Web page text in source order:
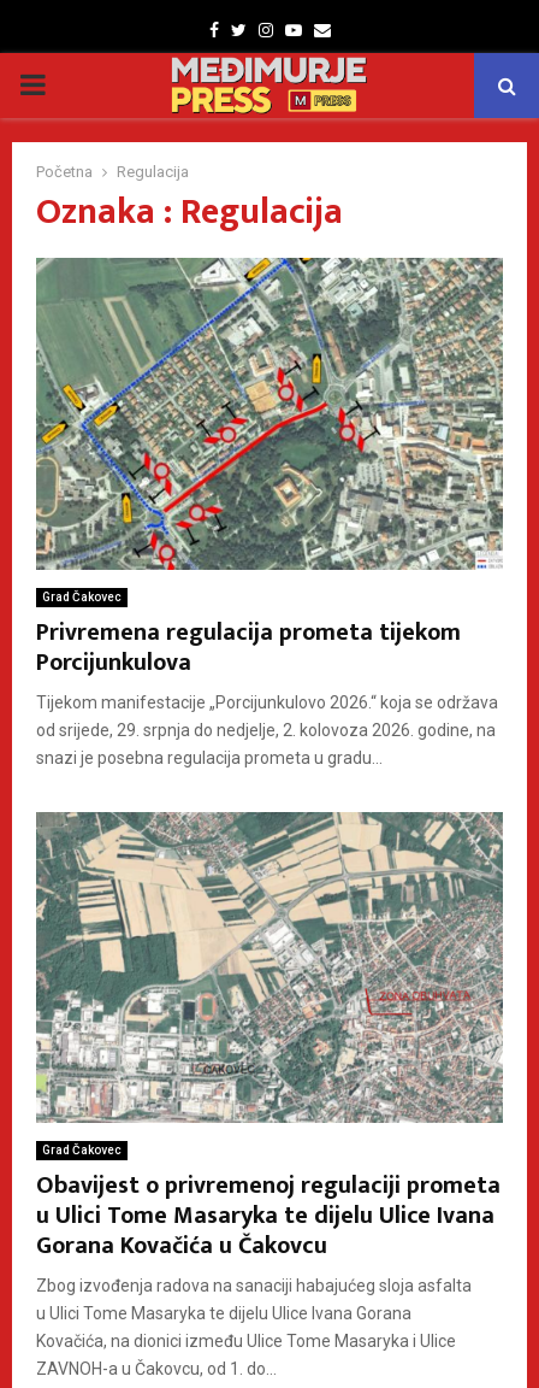
Facebook
TwitterInstagram
Youtube
Email
PRIMARY
MENU
Početna Regulacija
Oznaka : Regulacija
Grad Čakovec
Privremena regulacija prometa tijekom
Porcijunkulova
Tijekom manifestacije „Porcijunkulovo 2026.“ koja se održava
od srijede, 29. srpnja do nedjelje, 2. kolovoza 2026. godine, na
snazi je posebna regulacija prometa u gradu...
Grad Čakovec
Obavijest o privremenoj regulaciji prometa
u Ulici Tome Masaryka te dijelu Ulice Ivana
Gorana Kovačića u Čakovcu
Zbog izvođenja radova na sanaciji habajućeg sloja asfalta
u Ulici Tome Masaryka te dijelu Ulice Ivana Gorana
Kovačića, na dionici između Ulice Tome Masaryka i Ulice
ZAVNOH-a u Čakovcu, od 1. do...